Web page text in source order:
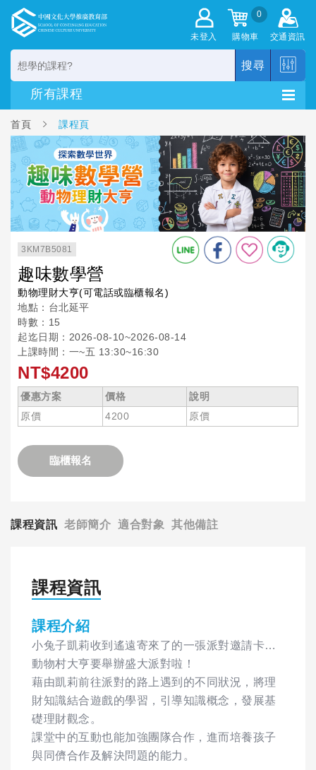
未登入
0
購物車 交通資訊
搜尋
首頁 課程頁
3KM7B5081
趣味數學營
動物理財大亨(可電話或臨櫃報名)
地點：台北延平
時數：15
起迄日期：2026-08-10~2026-08-14
上課時間：一~五 13:30~16:30
NT$4200
優惠方案 價格
說明
原價
4200 原價
臨櫃報名
課程資訊 老師簡介 適合對象 其他備註
課程資訊
課程介紹
小兔子凱莉收到遙遠寄來了的一張派對邀請卡…
動物村大亨要舉辦盛大派對啦！
藉由凱莉前往派對的路上遇到的不同狀況，將理
財知識結合遊戲的學習，引導知識概念，發展基
礎理財觀念。
課堂中的互動也能加強團隊合作，進而培養孩子
與同儕合作及解決問題的能力。